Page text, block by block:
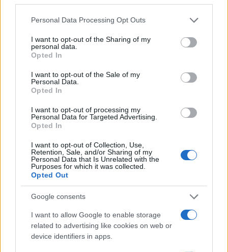
Please note that this website/app uses one or more Google
not limited to your visit or usage behaviour. You may click to
grant or deny consent to Google and its third-party tags to
use your data for below specified purposes in below Google
consent section.
Personal Data Processing Opt Outs
I want to opt-out of the Sharing of my
personal data.
Opted In
I want to opt-out of the Sale of my
Personal Data.
Opted In
I want to opt-out of processing my
Personal Data for Targeted Advertising.
Opted In
I want to opt-out of Collection, Use,
Retention, Sale, and/or Sharing of my
Personal Data that Is Unrelated with the
Purposes for which it was collected.
Opted Out
Google consents
I want to allow Google to enable storage
related to advertising like cookies on web or
device identifiers in apps.
recuerda que no todos los jugadores se adaptan
rápidamente a un nuevo entorno, algo que los
clubes deben tener en cuenta antes de hacer
inversiones significativas.
La clave para los fundadores y product managers
es aprender de estos casos. La sostenibilidad del
negocio debe ser prioritaria. En lugar de buscar el
impulso momentáneo que puede ofrecer un fichaje
fit y en cómo cada nuevo jugador se alinea con la
estrategia a largo plazo del club.